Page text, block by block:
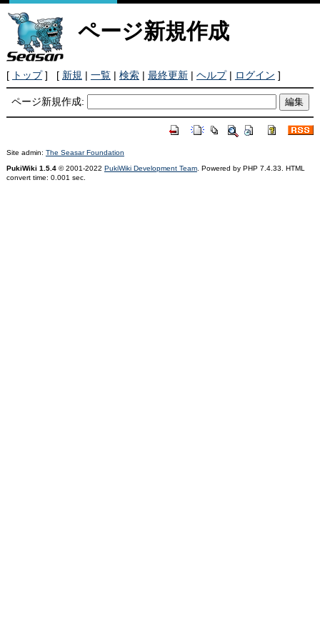
ページ新規作成
[ トップ] [ 新規 | 一覧| 検索| 最終更新| ヘルプ| ログイン ]
ページ新規作成:
Site admin: The Seasar Foundation
PukiWiki 1.5.4© 2001-2022 PukiWiki Development Team. Powered by PHP 7.4.33. HTML
convert time: 0.001 sec.